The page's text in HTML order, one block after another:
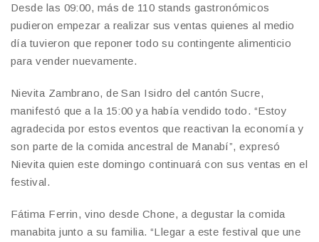
Desde las 09:00, más de 110 stands gastronómicos
pudieron empezar a realizar sus ventas quienes al medio
día tuvieron que reponer todo su contingente alimenticio
para vender nuevamente.
Nievita Zambrano, de San Isidro del cantón Sucre,
manifestó que a la 15:00 ya había vendido todo. “Estoy
agradecida por estos eventos que reactivan la economía y
son parte de la comida ancestral de Manabí”, expresó
Nievita quien este domingo continuará con sus ventas en el
festival.
Fátima Ferrin, vino desde Chone, a degustar la comida
manabita junto a su familia. “Llegar a este festival que une